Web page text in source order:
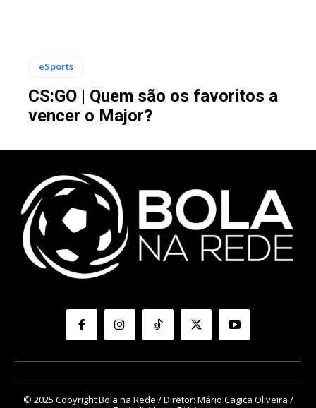
eSports
CS:GO | Quem são os favoritos a
vencer o Major?
© 2025 Copyright Bola na Rede / Diretor: Mário Cagica Oliveira /